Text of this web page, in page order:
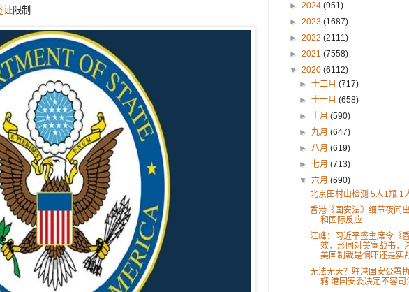
证限制
► 2024 (951)
► 2023 (1687)
► 2022 (2111)
► 2021 (7558)
▼ 2020 (6112)
►十二月(717)
►十一月(658)
►十月(590)
► 九月(647)
►八月(619)
►七月(713)
▼六月(690)
北京田村山检测 5人1瓶 1
香港《国安法》细节夜间
和国际反应
江峰：习近平签主席令《
效，形同对美宣战书，
美国制裁是恫吓还是实
无法无天？驻港国安公署
辖 港国安委决定不容司